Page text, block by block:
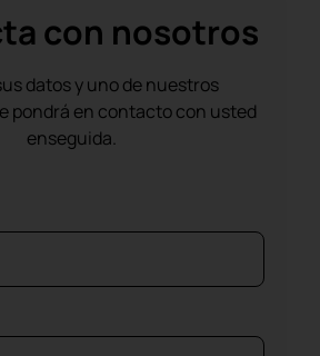
con nosotros
datos y uno de nuestros
pondrá en contacto con usted
enseguida.